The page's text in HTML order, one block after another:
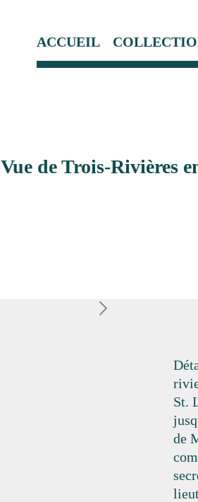
ACCUEIL
Vue de Trois-Rivières
St.
de